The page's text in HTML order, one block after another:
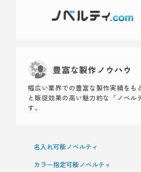
豊富な製作ノウハウ
幅広い業界での豊富な製作実績をも
と販促効果の高い魅力的な「ノベル
す。
名入れ可能ノベルティ
カラー指定可能ノベルティ